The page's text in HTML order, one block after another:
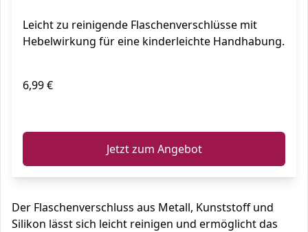
Leicht zu reinigende Flaschenverschlüsse mit
Hebelwirkung für eine kinderleichte Handhabung.
6,99 €
Jetzt zum Angebot
Der Flaschenverschluss aus Metall, Kunststoff und
Silikon lässt sich leicht reinigen und ermöglicht das